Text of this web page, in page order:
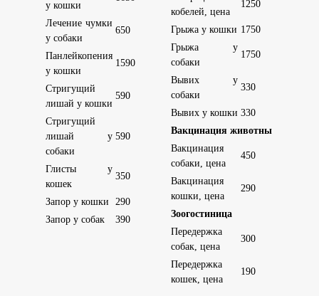
у кошки
Лечение чумки
у собаки
650
Панлейкопения
у кошки
1590
Стригущий
лишай у кошки
590
Стригущий
лишай у
собаки
590
Глисты у
кошек
350
Запор у кошки
290
Запор у собак
390
кобелей, цена
1250
Грыжа у кошки 1750
Грыжа у
собаки
1750
Вывих у
собаки
330
Вывих у кошки 330
Вакцинация животных
Вакцинация
собаки, цена
450
Вакцинация
кошки, цена
290
Зоогостиница
Передержка
собак, цена
300
Передержка
кошек, цена
190